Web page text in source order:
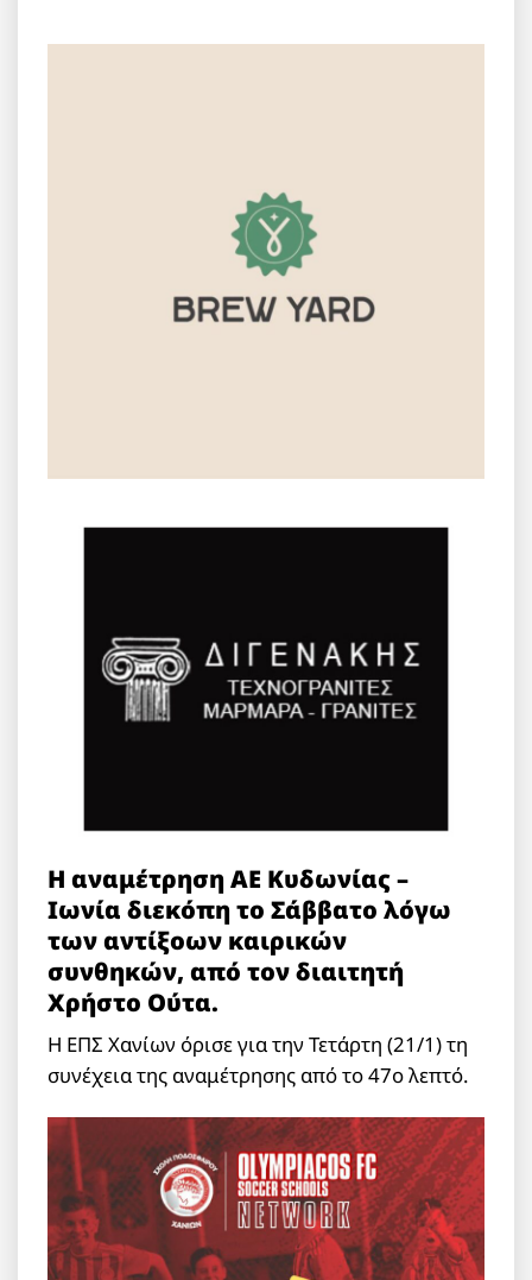
Η αναμέτρηση ΑΕ Κυδωνίας –
Ιωνία διεκόπη το Σάββατο λόγω
των αντίξοων καιρικών
συνθηκών, από τον διαιτητή
Χρήστο Ούτα.
Η ΕΠΣ Χανίων όρισε για την Τετάρτη (21/1) τη
συνέχεια της αναμέτρησης από το 47ο λεπτό.